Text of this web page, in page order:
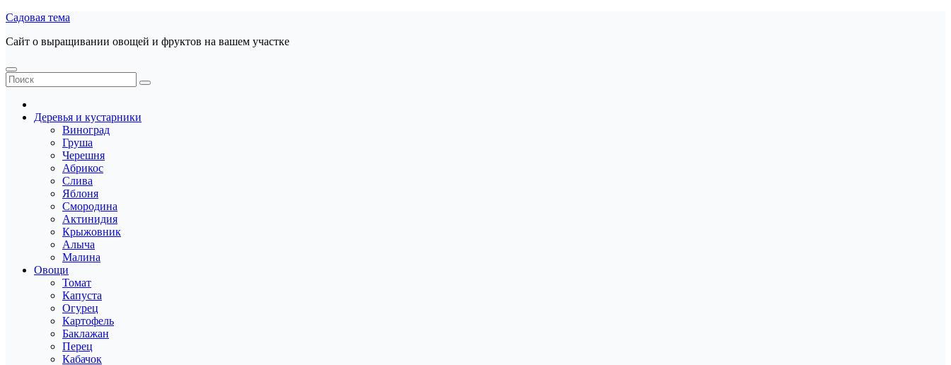
Перейти
содержанию
Садовая тема
Сайт о выращивании овощей и фруктов на вашем участке
Деревья и кустарники
Виноград
Груша
Черешня
Абрикос
Слива
Яблоня
Смородина
Актинидия
Крыжовник
Алыча
Малина
Овощи
Томат
Капуста
Огурец
Картофель
Баклажан
Перец
Кабачок